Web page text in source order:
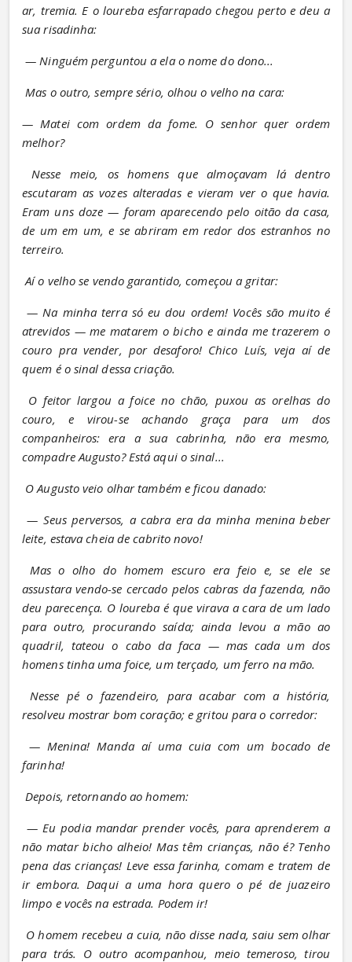
ar, tremia. E o loureba esfarrapado chegou perto e deu a
sua risadinha:
— Ninguém perguntou a ela o nome do dono...
Mas o outro, sempre sério, olhou o velho na cara:
— Matei com ordem da fome. O senhor quer ordem
melhor?
Nesse meio, os homens que almoçavam lá dentro
escutaram as vozes alteradas e vieram ver o que havia.
Eram uns doze — foram aparecendo pelo oitão da casa,
de um em um, e se abriram em redor dos estranhos no
terreiro.
Aí o velho se vendo garantido, começou a gritar:
— Na minha terra só eu dou ordem! Vocês são muito é
atrevidos — me matarem o bicho e ainda me trazerem o
couro pra vender, por desaforo! Chico Luís, veja aí de
quem é o sinal dessa criação.
O feitor largou a foice no chão, puxou as orelhas do
couro, e virou-se achando graça para um dos
companheiros: era a sua cabrinha, não era mesmo,
compadre Augusto? Está aqui o sinal...
O Augusto veio olhar também e ficou danado:
— Seus perversos, a cabra era da minha menina beber
leite, estava cheia de cabrito novo!
Mas o olho do homem escuro era feio e, se ele se
assustara vendo-se cercado pelos cabras da fazenda, não
deu parecença. O loureba é que virava a cara de um lado
para outro, procurando saída; ainda levou a mão ao
quadril, tateou o cabo da faca — mas cada um dos
homens tinha uma foice, um terçado, um ferro na mão.
Nesse pé o fazendeiro, para acabar com a história,
resolveu mostrar bom coração; e gritou para o corredor:
— Menina! Manda aí uma cuia com um bocado de
farinha!
Depois, retornando ao homem:
— Eu podia mandar prender vocês, para aprenderem a
não matar bicho alheio! Mas têm crianças, não é? Tenho
pena das crianças! Leve essa farinha, comam e tratem de
ir embora. Daqui a uma hora quero o pé de juazeiro
limpo e vocês na estrada. Podem ir!
O homem recebeu a cuia, não disse nada, saiu sem olhar
para trás. O outro acompanhou, meio temeroso, tirou